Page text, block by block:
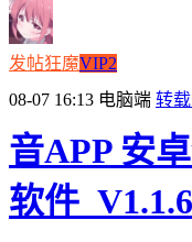
发帖狂魔VIP2
08-07 16:13 电脑端 转
音APP 安
软件